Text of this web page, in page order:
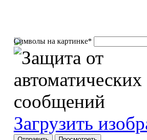
Символы на картинке*
Загрузить